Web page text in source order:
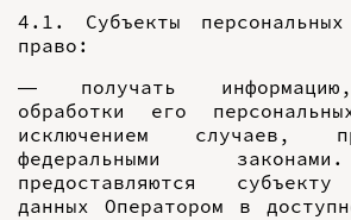
4.1. Субъекты
право:
— получать
обработки его
исключением случаев,
федеральными
предоставляются субъекту
данных Оператором в